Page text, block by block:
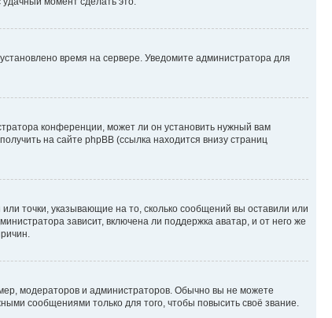
время на сервере. Уведомите администратора для
конференции, может ли он установить нужный вам
на сайте phpBB (ссылка находится внизу страниц
точки, указывающие на то, сколько сообщений вы оставили или
зависит, включена ли поддержка аватар, и от него же
модераторов и администраторов. Обычно вы не можете
сообщениями только для того, чтобы повысить своё звание.